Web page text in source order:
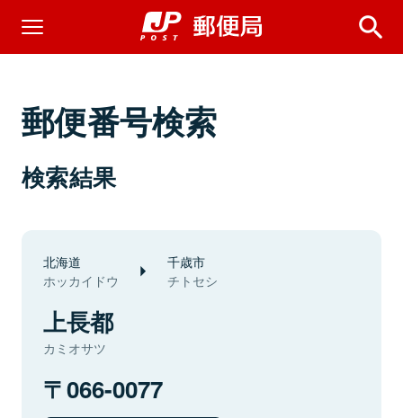
郵便番号検索
検索結果
北海道
ホッカイドウ
千歳市
チトセシ
上長都
カミオサツ
066-0077